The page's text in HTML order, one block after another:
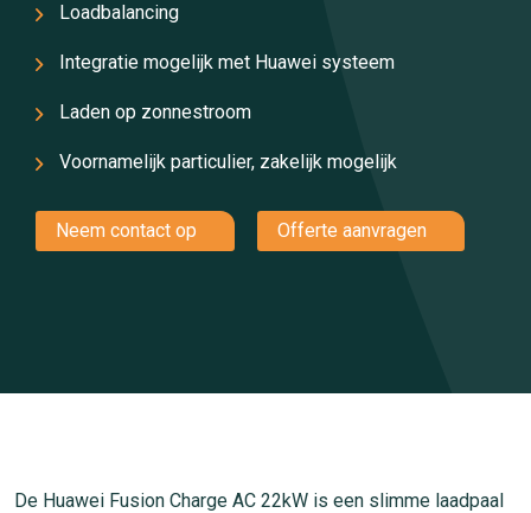
Loadbalancing
Integratie mogelijk met Huawei systeem
Laden op zonnestroom
Voornamelijk particulier, zakelijk mogelijk
Neem contact op Offerte aanvragen
De Huawei Fusion Charge AC 22kW is een slimme laadpaal